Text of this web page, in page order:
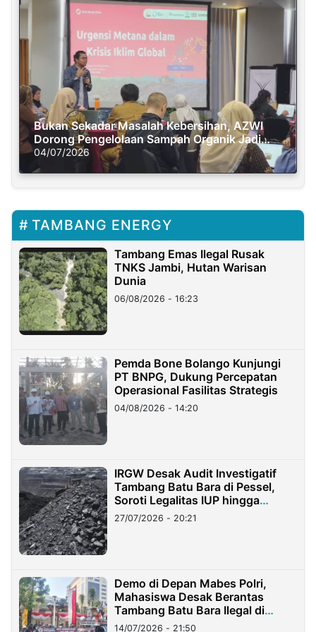
Bukan Sekadar Masalah Kebersihan, AZWI
Dorong Pengelolaan Sampah Organik Jadi
Solusi Krisis Iklim
04/07/2026
TAMBANG ENERGY
Tambang Emas Ilegal Rusak
TNKS Jambi, Hutan Warisan
Dunia
06/08/2026 - 16:23
Pemda Bone Bolango Kunjungi
PT BNPG, Dukung Percepatan
Operasional Fasilitas Strategis
04/08/2026 - 14:20
IRGW Desak Audit Investigatif
Tambang Batu Bara di Pessel,
Soroti Legalitas IUP hingga
Stockpile
27/07/2026 - 20:21
Demo di Depan Mabes Polri,
Mahasiswa Desak Berantas
Tambang Batu Bara Ilegal di
Lampung
14/07/2026 - 21:50